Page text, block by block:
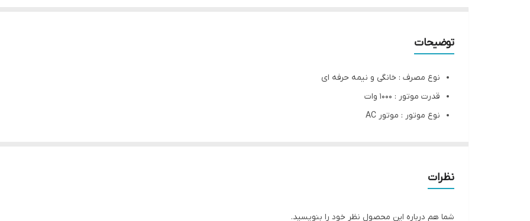
توضیحات
نوع مصرف : خانگی و نیمه حرفه ای
قدرت موتور : 1000 وات
نوع موتور : موتور AC
ولتاژ منبع : 220-240 ولت
متمرکز کننده : دارد
نظرات
شما هم درباره این محصول نظر خود را بنویسید.